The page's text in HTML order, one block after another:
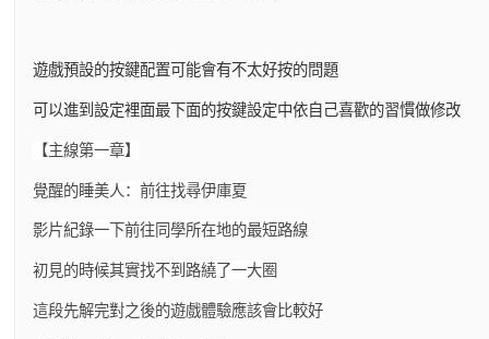
遊戲預設的按鍵配置可能會有不太好按的問題
可以進到設定裡面最下面的按鍵設定中依自己喜歡的習慣做修改
【主線第一章】
覺醒的睡美人：前往找尋伊庫夏
影片紀錄一下前往同學所在地的最短路線
初見的時候其實找不到路繞了一大圈
這段先解完對之後的遊戲體驗應該會比較好